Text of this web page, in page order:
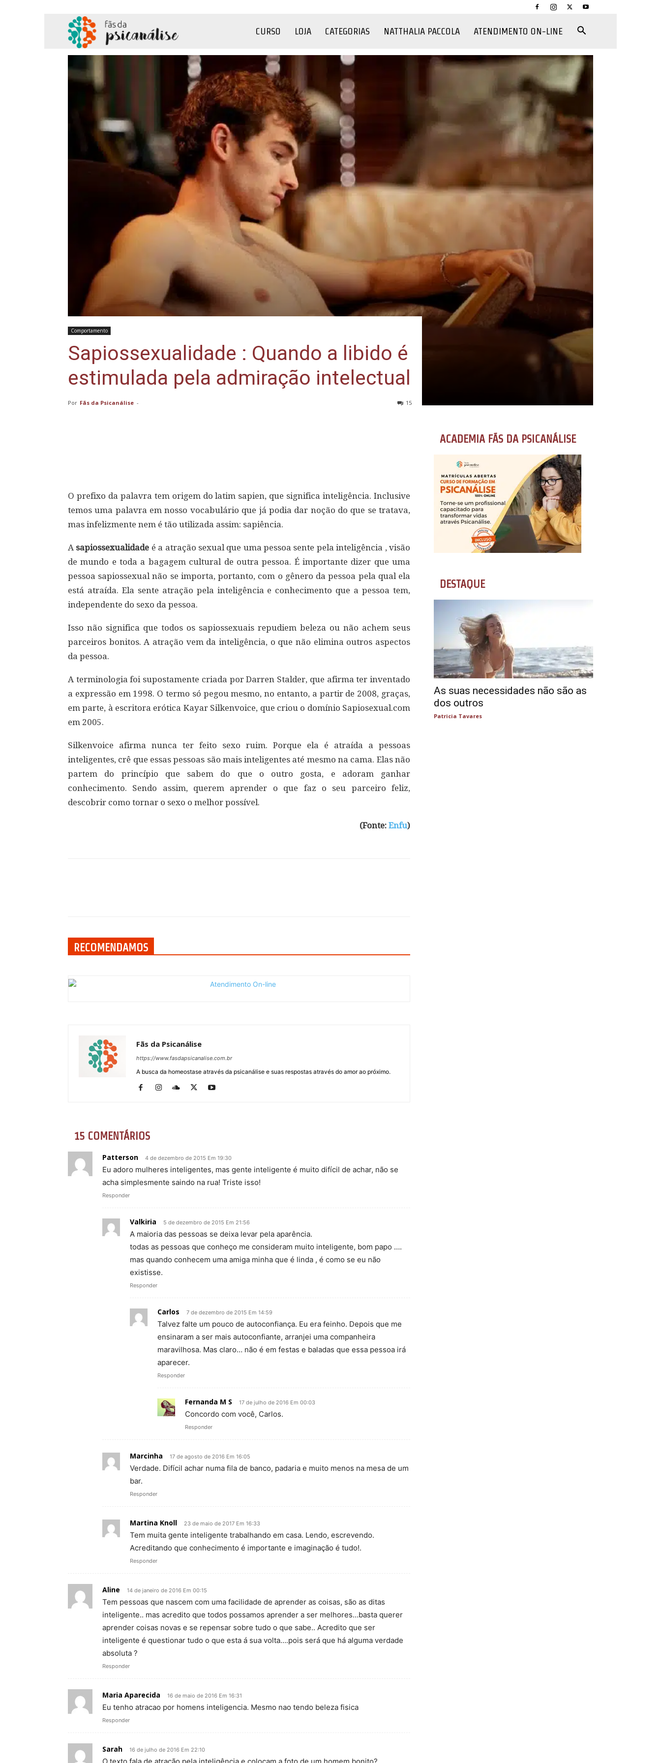
Psicanálise
CURSO LOJA CATEGORIAS NATTHALIA PACCOLA ATENDIMENTO ON-LINE
Comportamento
Sapiossexualidade : Quando a libido é
estimulada pela admiração intelectual
Por Fãs da Psicanálise - 15
O prefixo da palavra tem origem do latim sapien, que significa inteligência. Inclusive
temos uma palavra em nosso vocabulário que já podia dar noção do que se tratava,
mas infelizmente nem é tão utilizada assim: sapiência.
A sapiossexualidade é a atração sexual que uma pessoa sente pela inteligência , visão
de mundo e toda a bagagem cultural de outra pessoa. É importante dizer que uma
pessoa sapiossexual não se importa, portanto, com o gênero da pessoa pela qual ela
está atraída. Ela sente atração pela inteligência e conhecimento que a pessoa tem,
independente do sexo da pessoa.
Isso não significa que todos os sapiossexuais repudiem beleza ou não achem seus
parceiros bonitos. A atração vem da inteligência, o que não elimina outros aspectos
da pessoa.
A terminologia foi supostamente criada por Darren Stalder, que afirma ter inventado
a expressão em 1998. O termo só pegou mesmo, no entanto, a partir de 2008, graças,
em parte, à escritora erótica Kayar Silkenvoice, que criou o domínio Sapiosexual.com
em 2005.
Silkenvoice afirma nunca ter feito sexo ruim. Porque ela é atraída a pessoas
inteligentes, crê que essas pessoas são mais inteligentes até mesmo na cama. Elas não
partem do princípio que sabem do que o outro gosta, e adoram ganhar
conhecimento. Sendo assim, querem aprender o que faz o seu parceiro feliz,
descobrir como tornar o sexo o melhor possível.
(Fonte: Enfu)
RECOMENDAMOS
Fãs da Psicanálise
https://www.fasdapsicanalise.com.br
A busca da homeostase através da psicanálise e suas respostas através do amor ao próximo.
15 COMENTÁRIOS
Patterson 4 de dezembro de 2015 Em 19:30
Eu adoro mulheres inteligentes, mas gente inteligente é muito difícil de achar, não se
acha simplesmente saindo na rua! Triste isso!
Responder
Valkiria 5 de dezembro de 2015 Em 21:56
A maioria das pessoas se deixa levar pela aparência.
todas as pessoas que conheço me consideram muito inteligente, bom papo ….
mas quando conhecem uma amiga minha que é linda , é como se eu não
existisse.
Responder
Carlos 7 de dezembro de 2015 Em 14:59
Talvez falte um pouco de autoconfiança. Eu era feinho. Depois que me
ensinaram a ser mais autoconfiante, arranjei uma companheira
maravilhosa. Mas claro… não é em festas e baladas que essa pessoa irá
aparecer.
Responder
Fernanda M S 17 de julho de 2016 Em 00:03
Concordo com você, Carlos.
Responder
Marcinha 17 de agosto de 2016 Em 16:05
Verdade. Difícil achar numa fila de banco, padaria e muito menos na mesa de um
bar.
Responder
Martina Knoll 23 de maio de 2017 Em 16:33
Tem muita gente inteligente trabalhando em casa. Lendo, escrevendo.
Acreditando que conhecimento é importante e imaginação é tudo!.
Responder
Aline 14 de janeiro de 2016 Em 00:15
Tem pessoas que nascem com uma facilidade de aprender as coisas, são as ditas
inteligente.. mas acredito que todos possamos aprender a ser melhores…basta querer
aprender coisas novas e se repensar sobre tudo o que sabe.. Acredito que ser
inteligente é questionar tudo o que esta á sua volta….pois será que há alguma verdade
absoluta ?
Responder
Maria Aparecida 16 de maio de 2016 Em 16:31
Eu tenho atracao por homens inteligencia. Mesmo nao tendo beleza fisica
Responder
Sarah 16 de julho de 2016 Em 22:10
ACADEMIA FÃS DA PSICANÁLISE
DESTAQUE
As suas necessidades não são as
dos outros
Patricia Tavares